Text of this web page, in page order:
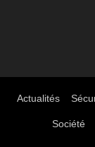
Actualités
Société